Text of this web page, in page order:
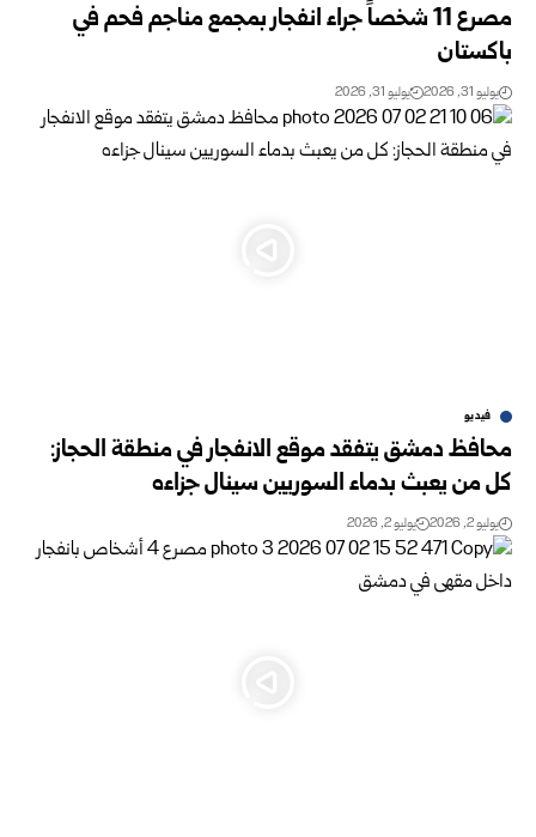
مصرع 11 شخصاً جراء انفجار بمجمع مناجم فحم في
باكستان
يوليو 31, 2026 يوليو 31, 2026
فيديو
محافظ دمشق يتفقد موقع الانفجار في منطقة الحجاز:
كل من يعبث بدماء السوريين سينال جزاءه
يوليو 2, 2026 يوليو 2, 2026